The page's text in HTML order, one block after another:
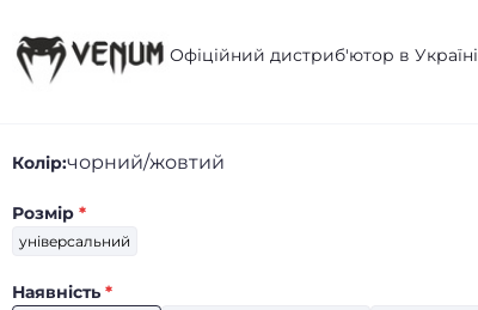
Офіційний дистриб'ютор в Україні
Колір:чорний/жовтий
Розмір *
універсальний
Наявність *